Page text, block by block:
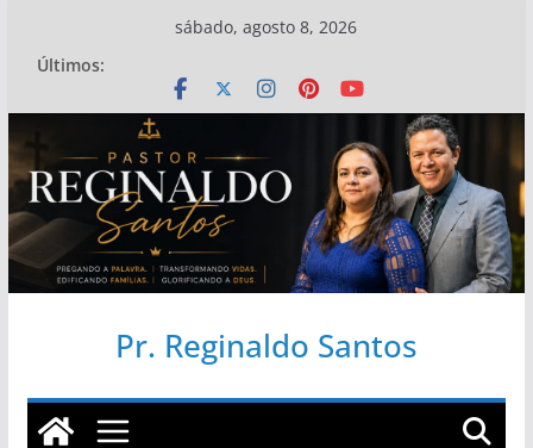
conteúdo
sábado, agosto 8, 2026
Últimos:
Pr. Reginaldo Santos